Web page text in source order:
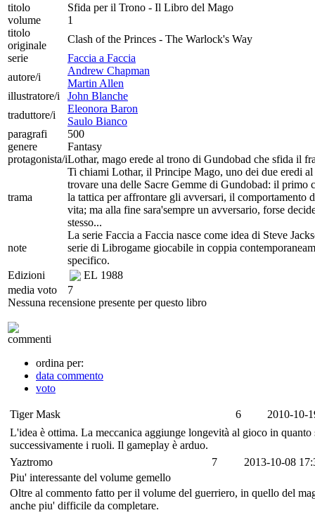
titolo
Sfida per il Trono - Il Libro del Mago
volume
1
titolo
originale
Clash of the Princes - The Warlock's Way
serie
Faccia a Faccia
autore/i
Andrew Chapman
Martin Allen
illustratore/i
John Blanche
traduttore/i
Eleonora Baron
Saulo Bianco
paragrafi
500
genere
Fantasy
protagonista/iLothar, mago erede al trono di Gundobad che sfida il
trama
Ti chiami Lothar, il Principe Mago, uno dei due eredi
trovare una delle Sacre Gemme di Gundobad: il primo
la tattica per affrontare gli avversari, il comportamento
vita; ma alla fine sara'sempre un avversario, forse
stesso...
note
La serie Faccia a Faccia nasce come idea di Steve
serie di Librogame giocabile in coppia
specifico.
Edizioni
EL 1988
media voto
7
Nessuna recensione presente per questo libro
commenti
ordina per:
data commento
voto
Tiger Mask 6
2010-10-
L'idea è ottima. La meccanica aggiunge longevità al gioco in
successivamente i ruoli. Il gameplay è arduo.
Yaztromo
7
2013-10-08
Piu' interessante del volume gemello
Oltre al commento fatto per il volume del guerriero, in quello del
anche piu' difficile da completare.